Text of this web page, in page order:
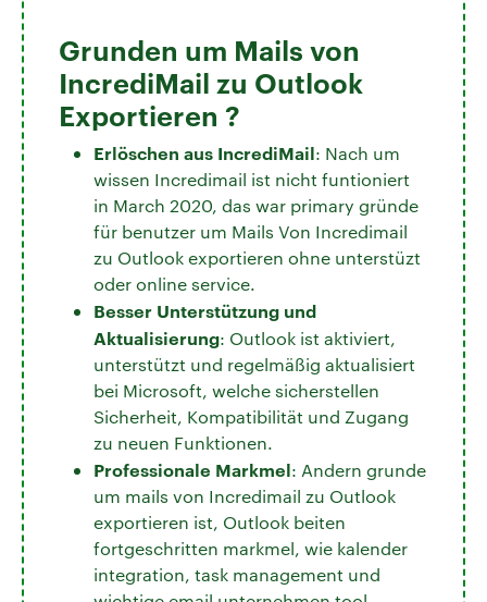
Grunden um Mails von
IncrediMail zu Outlook
Exportieren ?
Erlöschen aus IncrediMail: Nach um
wissen Incredimail ist nicht funtioniert
in March 2020, das war primary gründe
für benutzer um Mails Von Incredimail
zu Outlook exportieren ohne unterstüzt
oder online service.
Besser Unterstützung und
Aktualisierung: Outlook ist aktiviert,
unterstützt und regelmäßig aktualisiert
bei Microsoft, welche sicherstellen
Sicherheit, Kompatibilität und Zugang
zu neuen Funktionen.
Professionale Markmel: Andern grunde
um mails von Incredimail zu Outlook
exportieren ist, Outlook beiten
fortgeschritten markmel, wie kalender
integration, task management und